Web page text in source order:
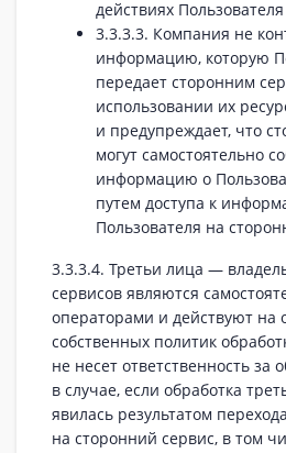
действиях
3.3.3.3. Компания не
информацию, которую
передает сторонним
использовании их
и предупреждает, что
могут самостоятельно
информацию о
путем доступа к
Пользователя на
3.3.3.4. Третьи лица —
сервисов являются
операторами и действуют на
собственных политик
не несет ответственность за
в случае, если обработка
явилась результатом
на сторонний сервис, в том